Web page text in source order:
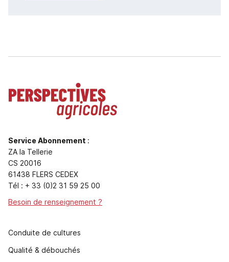
Service Abonnement :
ZA la Tellerie
CS 20016
61438 FLERS CEDEX
Tél : + 33 (0)2 31 59 25 00
Besoin de renseignement ?
Conduite de cultures
Qualité & débouchés